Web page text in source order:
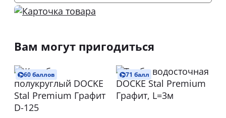
Вам могут пригодиться
60 баллов 71 балл